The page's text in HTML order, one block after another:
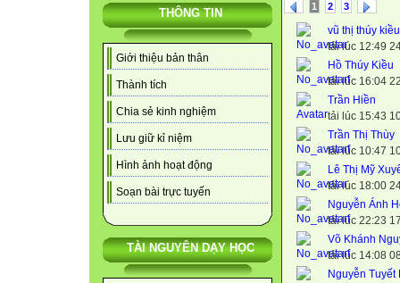
THÔNG TIN
Giới thiệu bản thân
Thành tích
Chia sẻ kinh nghiệm
Lưu giữ kỉ niệm
Hình ảnh hoạt động
Soạn bài trực tuyến
TÀI NGUYÊN DẠY HỌC
1 2 3
vũ thị thúy kiều
tải lúc 12:49
Hồ Thúy Kiều
tải lúc 16:04
Trần Hiền
tải lúc 15:43
Trần Thị Thùy
tải lúc 10:47
Lê Thị Mỹ
tải lúc 18:00
Nguyễn Ánh
tải lúc 22:23
Võ Khánh
tải lúc 14:08
Nguyễn Tuyết